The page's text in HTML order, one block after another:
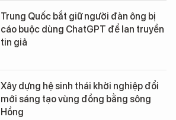
Trung Quốc bắt giữ người đàn ông bị
cáo buộc dùng ChatGPT để lan truyền
tin giả
Xây dựng hệ sinh thái khởi nghiệp đổi
mới sáng tạo vùng đồng bằng sông
Hồng